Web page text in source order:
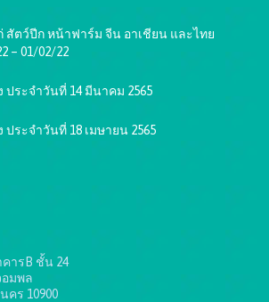
สัตว์ปีก หน้าฟาร์ม จีน อาเชียน และไทย
– 01/02/22
ระจำวันที่ 14 มีนาคม 2565
ระจำวันที่ 18 เมษายน 2565
คารB ชั้น 24
มพล
คร 10900